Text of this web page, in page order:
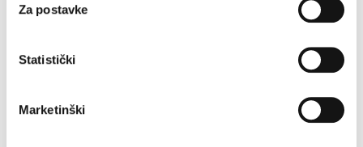
Za postavke
Statistički
Marketinški